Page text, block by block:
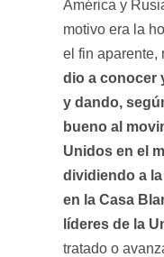
América y
motivo era la
el fin aparente,
dio a conocer
y dando,
bueno al
Unidos en el
dividiendo a
en la Casa
líderes de la
tratado o